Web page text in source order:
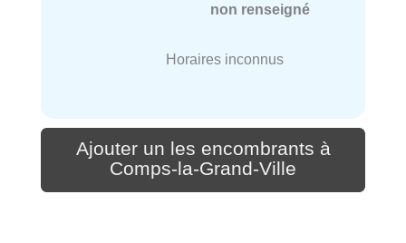
non renseigné
Horaires inconnus
Ajouter un les encombrants à
Comps-la-Grand-Ville